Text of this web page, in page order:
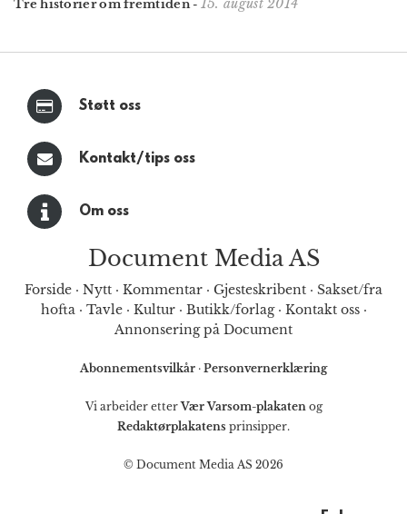
Tre historier om fremtiden- 15. august 2014
Støtt oss
Kontakt/tips oss
Om oss
Document Media AS
Forside · Nytt · Kommentar · Gjesteskribent · Sakset/fra
hofta· Tavle· Kultur· Butikk/forlag· Kontakt oss·
Annonsering på Document
Abonnementsvilkår · Personvernerklæring
Vi arbeider etterVær Varsom-plakatenog
Redaktørplakatens prinsipper.
© Document Media AS 2026